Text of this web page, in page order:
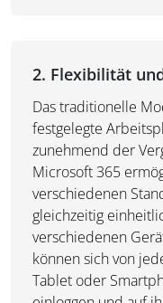
2. Flexibilität
Das traditionelle
festgelegte
zunehmend der
Microsoft 365
verschiedenen
gleichzeitig
verschiedenen
können sich von
Tablet oder